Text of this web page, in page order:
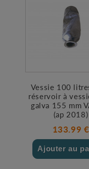
Vessie 100
réservoir à
galva 155 mm
(ap 2018)
133.99 €
Ajouter au